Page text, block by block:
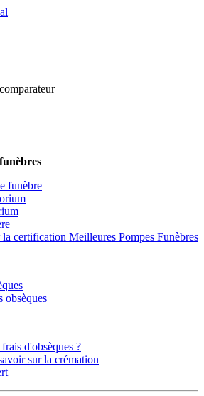
funèbre
certification Meilleures Pompes Funèbres
obsèques
d'obsèques ?
sur la crémation